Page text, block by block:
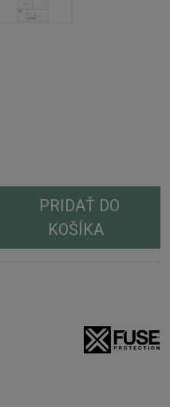
PRIDAŤ DO
KOŠÍKA